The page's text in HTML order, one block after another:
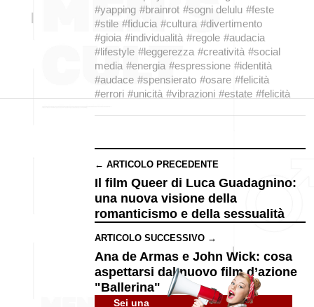
#yapping #brainrot #sogni delulu #feste
#stile #fiducia #cultura #divertimento
#gioia #individualità #regole #audacia
#lifestyle #leggerezza #creatività #social
media #energia #espressione #identità
#audace #spensierato #osare #felicità
#errori #unicità #vibrazioni #estate #felicità
← ARTICOLO PRECEDENTE
Il film Queer di Luca Guadagnino:
una nuova visione della
romanticismo e della sessualità
ARTICOLO SUCCESSIVO →
Ana de Armas e John Wick: cosa
aspettarsi dal nuovo film d’azione
"Ballerina"
Sei una